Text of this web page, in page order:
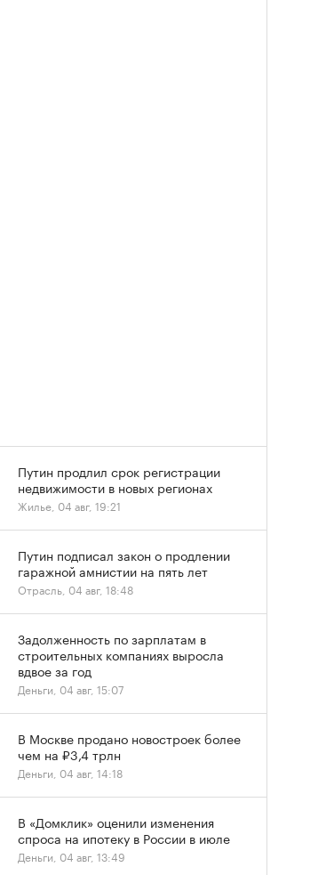
Путин продлил срок регистрации
недвижимости в новых регионах
Жилье, 04 авг, 19:21
Путин подписал закон о продлении
гаражной амнистии на пять лет
Отрасль, 04 авг, 18:48
Задолженность по зарплатам в
строительных компаниях выросла
вдвое за год
Деньги, 04 авг, 15:07
В Москве продано новостроек более
чем на ₽3,4 трлн
Деньги, 04 авг, 14:18
В «Домклик» оценили изменения
спроса на ипотеку в России в июле
Деньги, 04 авг, 13:49